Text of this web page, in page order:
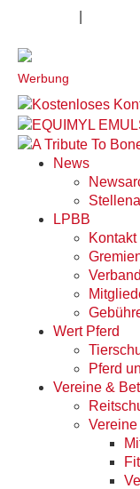
Werbung
News
LPBB
Kontakt
Wert Pferd
Pferd
Vereine &
Vereine